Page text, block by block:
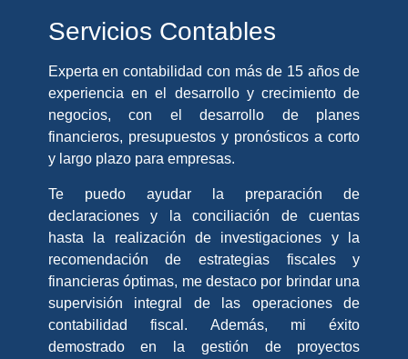
Servicios Contables
Experta en contabilidad con más de 15 años de
experiencia en el desarrollo y crecimiento de
negocios, con el desarrollo de planes
financieros, presupuestos y pronósticos a corto
y largo plazo para empresas.
Te puedo ayudar la preparación de
declaraciones y la conciliación de cuentas
hasta la realización de investigaciones y la
recomendación de estrategias fiscales y
financieras óptimas, me destaco por brindar una
supervisión integral de las operaciones de
contabilidad fiscal. Además, mi éxito
demostrado en la gestión de proyectos